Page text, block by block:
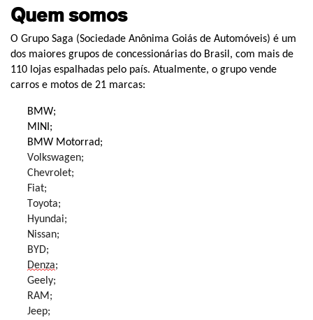
Quem somos
O Grupo Saga (Sociedade Anônima Goiás de Automóveis) é um
dos maiores grupos de concessionárias do Brasil, com mais de
110 lojas espalhadas pelo país. Atualmente, o grupo vende
carros e motos de 21 marcas:
BMW;
MINI ;
BMW Motorrad;
Volkswagen;
Chevrolet;
Fiat;
Toyota;
Hyundai;
Nissan;
BYD;
Denza;
Geely;
RAM;
Jeep;